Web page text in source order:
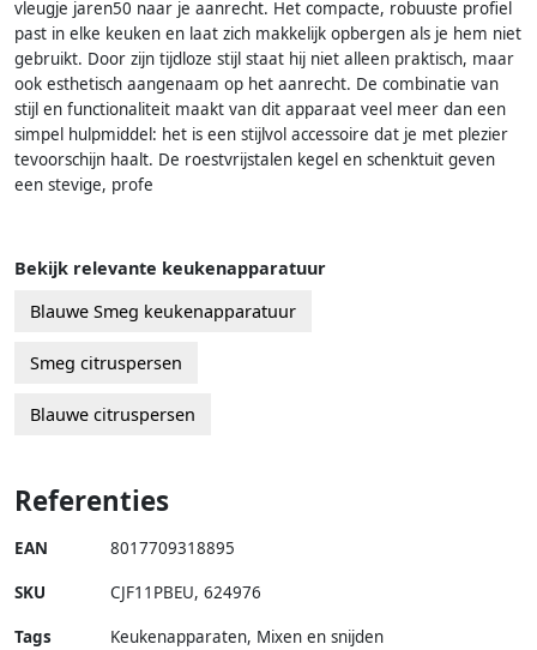
vleugje jaren50 naar je aanrecht. Het compacte, robuuste profiel
past in elke keuken en laat zich makkelijk opbergen als je hem niet
gebruikt. Door zijn tijdloze stijl staat hij niet alleen praktisch, maar
ook esthetisch aangenaam op het aanrecht. De combinatie van
stijl en functionaliteit maakt van dit apparaat veel meer dan een
simpel hulpmiddel: het is een stijlvol accessoire dat je met plezier
tevoorschijn haalt. De roestvrijstalen kegel en schenktuit geven
een stevige, profe
Bekijk relevante keukenapparatuur
Blauwe Smeg keukenapparatuur
Smeg citruspersen
Blauwe citruspersen
Referenties
EAN 8017709318895
SKU CJF11PBEU, 624976
Tags
Keukenapparaten, Mixen en snijden